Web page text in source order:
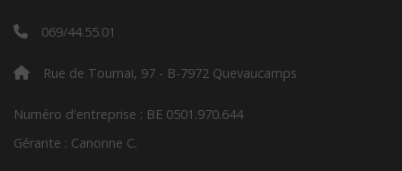
069/44.55.01
Rue de Tournai, 97 - B-7972 Quevaucamps
Numéro d'entreprise : BE 0501.970.644
Gérante : Canonne C.